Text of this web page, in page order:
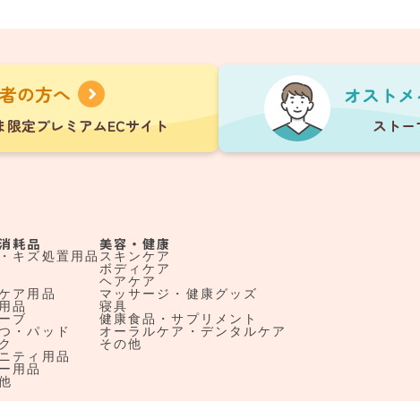
耗品
キズ処置用品
ア用品
品
ブ
・パッド
ティ用品
用品
美容・健康
スキンケア
ボディケア
ヘアケア
マッサージ・健康グッズ
寝具
健康食品・サプリメント
オーラルケア・デンタルケア
その他